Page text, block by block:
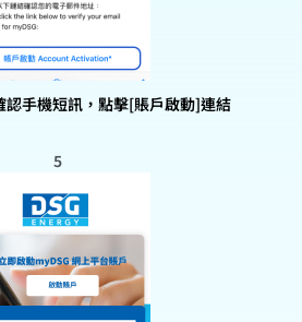
認手機短訊，點擊[賬戶啟動]連結
5